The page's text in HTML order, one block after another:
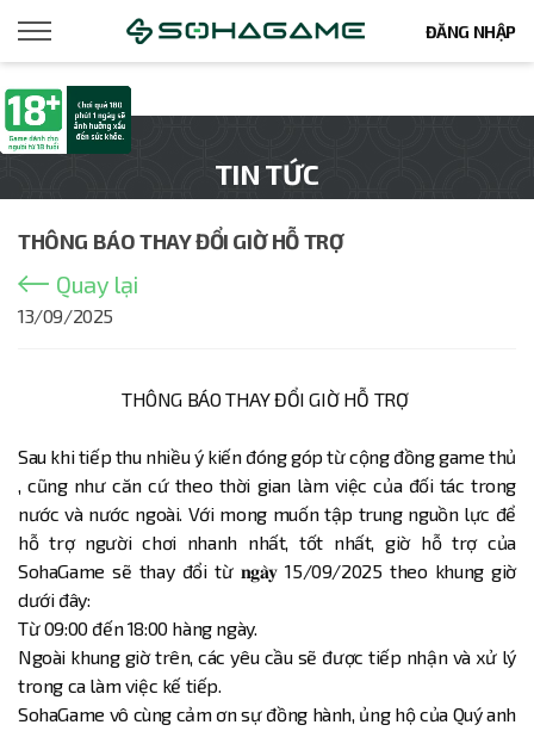
ĐĂNG NHẬP
TIN TỨC
THÔNG BÁO THAY ĐỔI GIỜ HỖ TRỢ
Quay lại
13/09/2025
THÔNG BÁO THAY ĐỔI GIỜ HỖ TRỢ
Sau khi tiếp thu nhiều ý kiến đóng góp từ cộng đồng game thủ
, cũng như căn cứ theo thời gian làm việc của đối tác trong
nước và nước ngoài. Với mong muốn tập trung nguồn lực để
hỗ trợ người chơi nhanh nhất, tốt nhất, giờ hỗ trợ của
SohaGame sẽ thay đổi từ 𝐧𝐠𝐚̀𝐲 15/09/2025 theo khung giờ
dưới đây:
Từ 09:00 đến 18:00 hàng ngày.
Ngoài khung giờ trên, các yêu cầu sẽ được tiếp nhận và xử lý
trong ca làm việc kế tiếp.
SohaGame vô cùng cảm ơn sự đồng hành, ủng hộ của Quý anh